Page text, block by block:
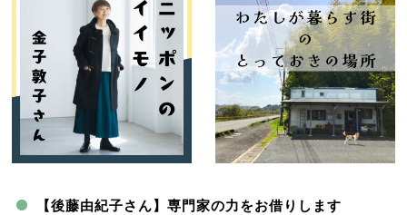
【後藤由紀子さん】専門家の力をお借りします